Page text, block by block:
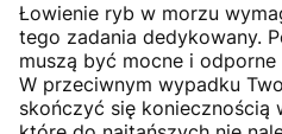
Łowienie ryb w morzu
tego zadania dedykowany.
muszą być mocne i odporne
W przeciwnym wypadku
skończyć się koniecznością